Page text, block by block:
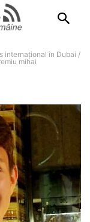
internațional în Dubai /
mihai